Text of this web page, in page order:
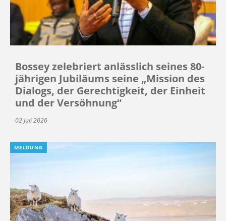
Bossey zelebriert anlässlich seines 80-
jährigen Jubiläums seine „Mission des
Dialogs, der Gerechtigkeit, der Einheit
und der Versöhnung“
02 Juli 2026
MELDUNG